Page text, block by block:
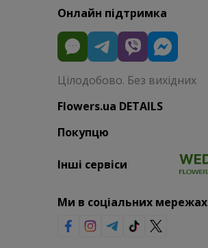
Онлайн підтримка
Цілодобово. Без вихідних
Flowers.ua DETAILS
Покупцю
Інші сервіси
Ми в соціальних мережах